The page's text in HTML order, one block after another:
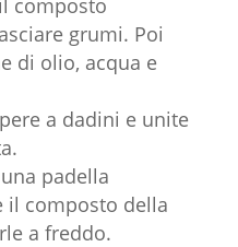
composto
grumi. Poi
di olio, acqua e
a dadini e unite
padella
il composto della
a freddo.